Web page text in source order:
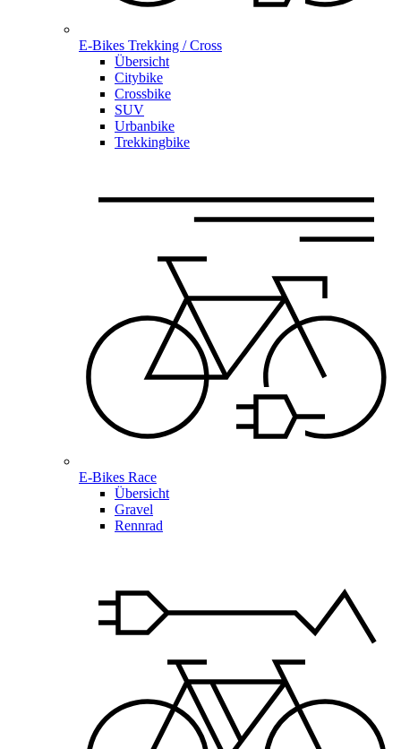
E-Bikes Trekking / Cross
Übersicht
Citybike
Crossbike
SUV
Urbanbike
Trekkingbike
E-Bikes Race
Übersicht
Gravel
Rennrad